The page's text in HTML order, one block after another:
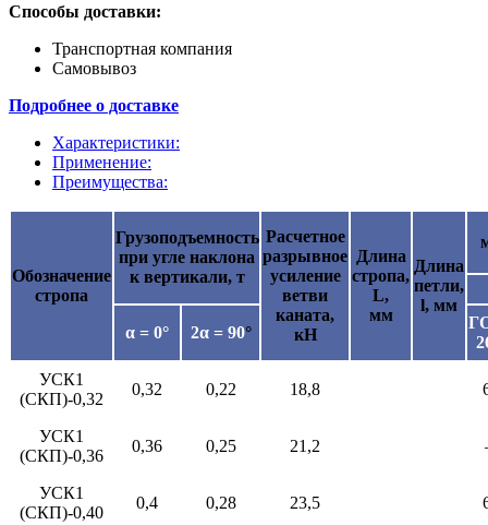
Способы доставки:
Транспортная компания
Самовывоз
Подробнее о доставке
Характеристики:
Применение:
Преимущества:
Обозначение
стропа
Грузоподъемность
при угле наклона
к вертикали, т
Расчетное
разрывное
усиление
ветви
каната,
кН
Длина
стропа,
L,
мм
Длина
петли,
l, мм
α = 0° 2α = 90°
УСК1
(СКП)-0,32
0,32 0,22 18,8
УСК1
(СКП)-0,36
0,36 0,25 21,2
УСК1
(СКП)-0,40
0,4 0,28 23,5